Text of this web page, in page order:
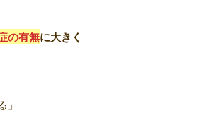
の有無に大きく